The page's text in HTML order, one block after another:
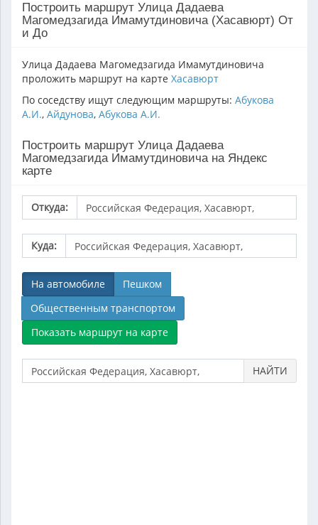
Построить маршрут Улица Дадаева
Магомедзагида Имамутдиновича (Хасавюрт) От
и До
Улица Дадаева Магомедзагида Имамутдиновича
проложить маршрут на карте Хасавюрт
По соседству ищут следующим маршруты: Абукова
А.И., Айдунова, Абукова А.И.
Построить маршрут Улица Дадаева
Магомедзагида Имамутдиновича на Яндекс
карте
Откуда:
Куда:
На автомобиле
Пешком
Общественным транспортом
НАЙТИ